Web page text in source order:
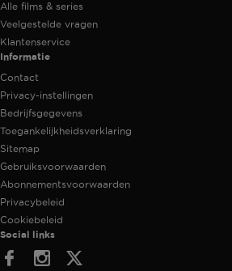
Alle films & series
Veelgestelde vragen
Klantenservice
Informatie
Contact
Privacy-instellingen
Bedrijfsgegevens
Toegankelijkheidsverklaring
Sitemap
Gebruiksvoorwaarden
Abonnementsvoorwaarden
Privacybeleid
Cookiebeleid
Social links
FacebookInstagram